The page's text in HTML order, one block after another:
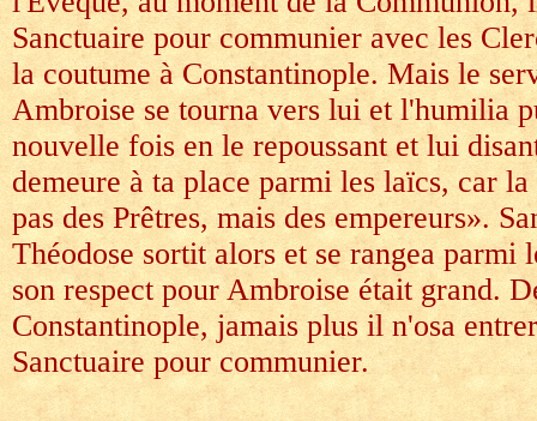
Sanctuaire pour communier avec les
la coutume à Constantinople. Mais le
Ambroise se tourna vers lui et l'humilia
nouvelle fois en le repoussant et lui
demeure à ta place parmi les laïcs, car
pas des Prêtres, mais des empereurs».
Théodose sortit alors et se rangea parmi
son respect pour Ambroise était grand.
Constantinople, jamais plus il n'osa
Sanctuaire pour communier.